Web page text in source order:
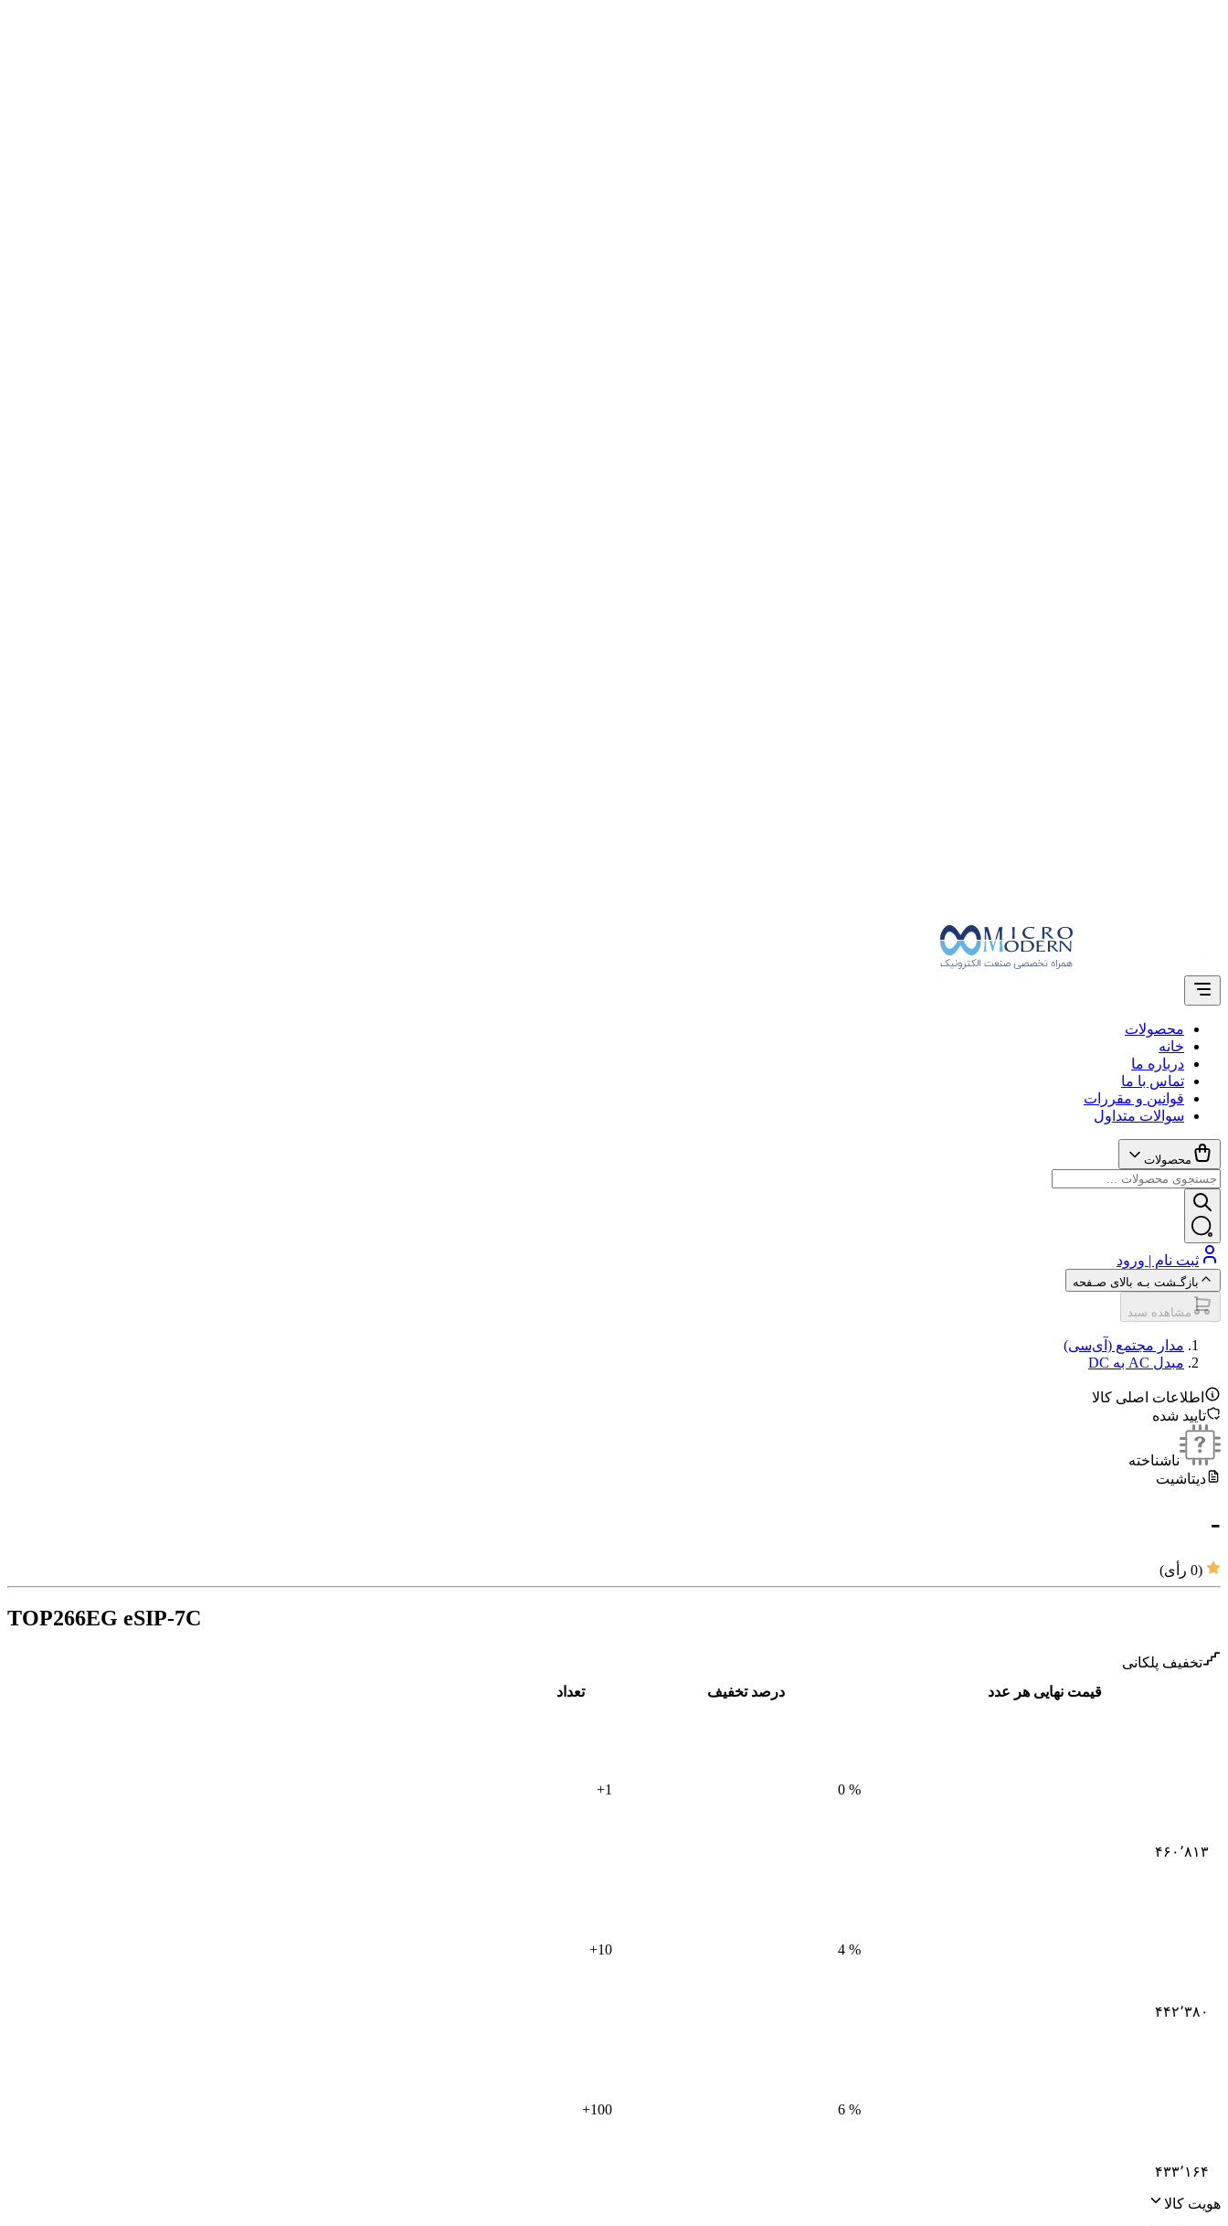
محصولات
خانه
درباره ما
تماس با ما
قوانین و مقررات
سوالات متداول
محصولات
ثبت نام | ورود
بازگـشت بـه بالای صـفحه
مشاهده سبد
مدار مجتمع (آی‌سی‌)
مبدل‌ AC به DC
اطلاعات اصلی کالا
تایید شده
ناشناخته
دیتاشیت
-
(
0 رأی)
TOP266EG eSIP-7C
تخفیف پلکانی
قیمت نهایی هر عدد
درصد تخفیف تعداد
۴۶۰٬۸۱۳
%
0
1
+
۴۴۲٬۳۸۰
%
4
10
+
۴۳۳٬۱۶۴
%
6
100
+
هویت کالا